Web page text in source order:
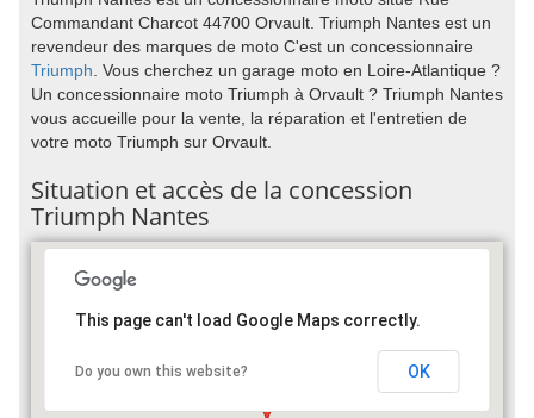
Commandant Charcot 44700 Orvault. Triumph Nantes est un
revendeur des marques de moto C'est un concessionnaire
Triumph. Vous cherchez un garage moto en Loire-Atlantique ?
Un concessionnaire moto Triumph à Orvault ? Triumph Nantes
vous accueille pour la vente, la réparation et l'entretien de
votre moto Triumph sur Orvault.
Situation et accès de la concession
Triumph Nantes
This page can't load Google Maps correctly.
Do you own this website? OK